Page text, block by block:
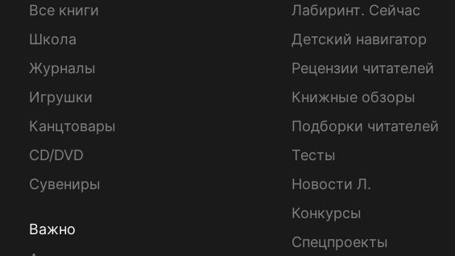
Все книги
Школа
Журналы
Игрушки
Канцтовары
CD/DVD
Сувениры
Важно
Лабиринт. Сейчас
Детский навигатор
Рецензии читателей
Книжные обзоры
Подборки читателей
Тесты
Новости Л.
Конкурсы
Спецпроекты